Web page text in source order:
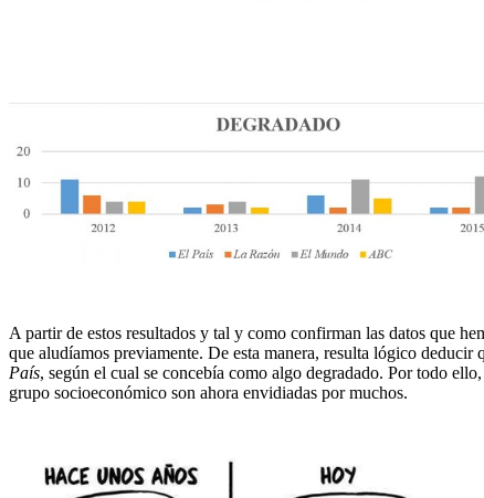
A partir de estos resultados y tal y como confirman las datos que
que aludíamos previamente. De esta manera, resulta lógico
País, según el cual se concebía como algo degradado. Por todo
grupo socioeconómico son ahora envidiadas por muchos.